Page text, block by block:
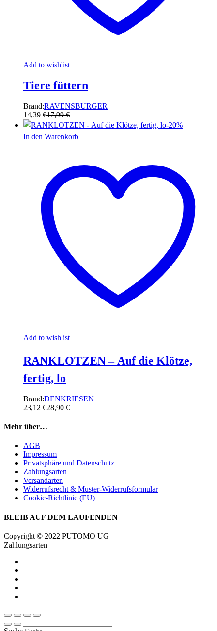
Add to wishlist
Tiere füttern
Brand:RAVENSBURGER
14,39 €17,99€
-20%
In den Warenkorb
Add to wishlist
RANKLOTZEN – Auf die Klötze,
fertig, lo
Brand:DENKRIESEN
23,12 €28,90€
Mehr über…
AGB
Impressum
Privatsphäre und Datenschutz
Zahlungsarten
Versandarten
Widerrufsrecht & Muster-Widerrufsformular
Cookie-Richtlinie (EU)
BLEIB AUF DEM LAUFENDEN
Copyright © 2022 PUTOMO UG
Zahlungsarten